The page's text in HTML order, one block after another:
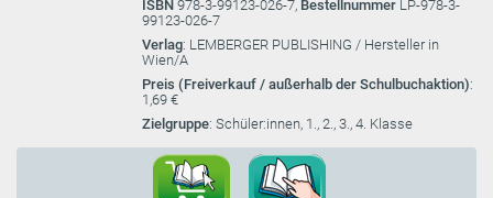
ISBN 978-3-99123-026-7, Bestellnummer LP-978-3-
99123-026-7
Verlag: LEMBERGER PUBLISHING / Hersteller in
Wien/A
Preis (Freiverkauf / außerhalb der Schulbuchaktion):
1,69 €
Zielgruppe: Schüler:innen, 1., 2., 3., 4. Klasse